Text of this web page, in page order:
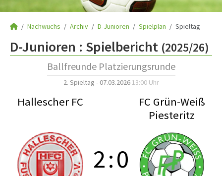
Nachwuchs Archiv D-Junioren Spielplan Spieltag
D-Junioren : Spielbericht (2025/26)
Ballfreunde Platzierungsrunde
2. Spieltag - 07.03.2026 13:00 Uhr
Hallescher FC
FC Grün-Weiß
Piesteritz
2:0